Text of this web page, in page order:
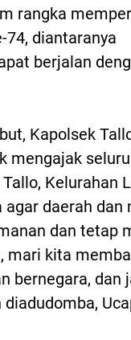
rangka
74, diantaranya
berjalan
Kapolsek
mengajak
Kelurahan
daerah dan
dan tetap
mari kita
bernegara, dan